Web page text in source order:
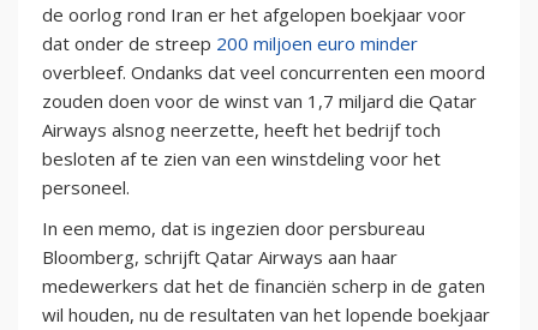
de oorlog rond Iran er het afgelopen boekjaar voor
dat onder de streep 200 miljoen euro minder
overbleef. Ondanks dat veel concurrenten een moord
zouden doen voor de winst van 1,7 miljard die Qatar
Airways alsnog neerzette, heeft het bedrijf toch
besloten af te zien van een winstdeling voor het
personeel.
In een memo, dat is ingezien door persbureau
Bloomberg, schrijft Qatar Airways aan haar
medewerkers dat het de financiën scherp in de gaten
wil houden, nu de resultaten van het lopende boekjaar